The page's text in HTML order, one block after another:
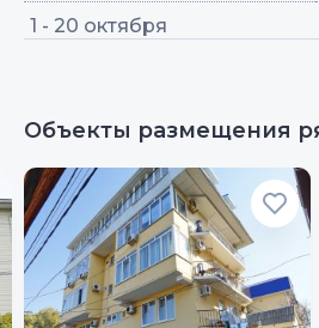
1 - 20 октября
Объекты размещения